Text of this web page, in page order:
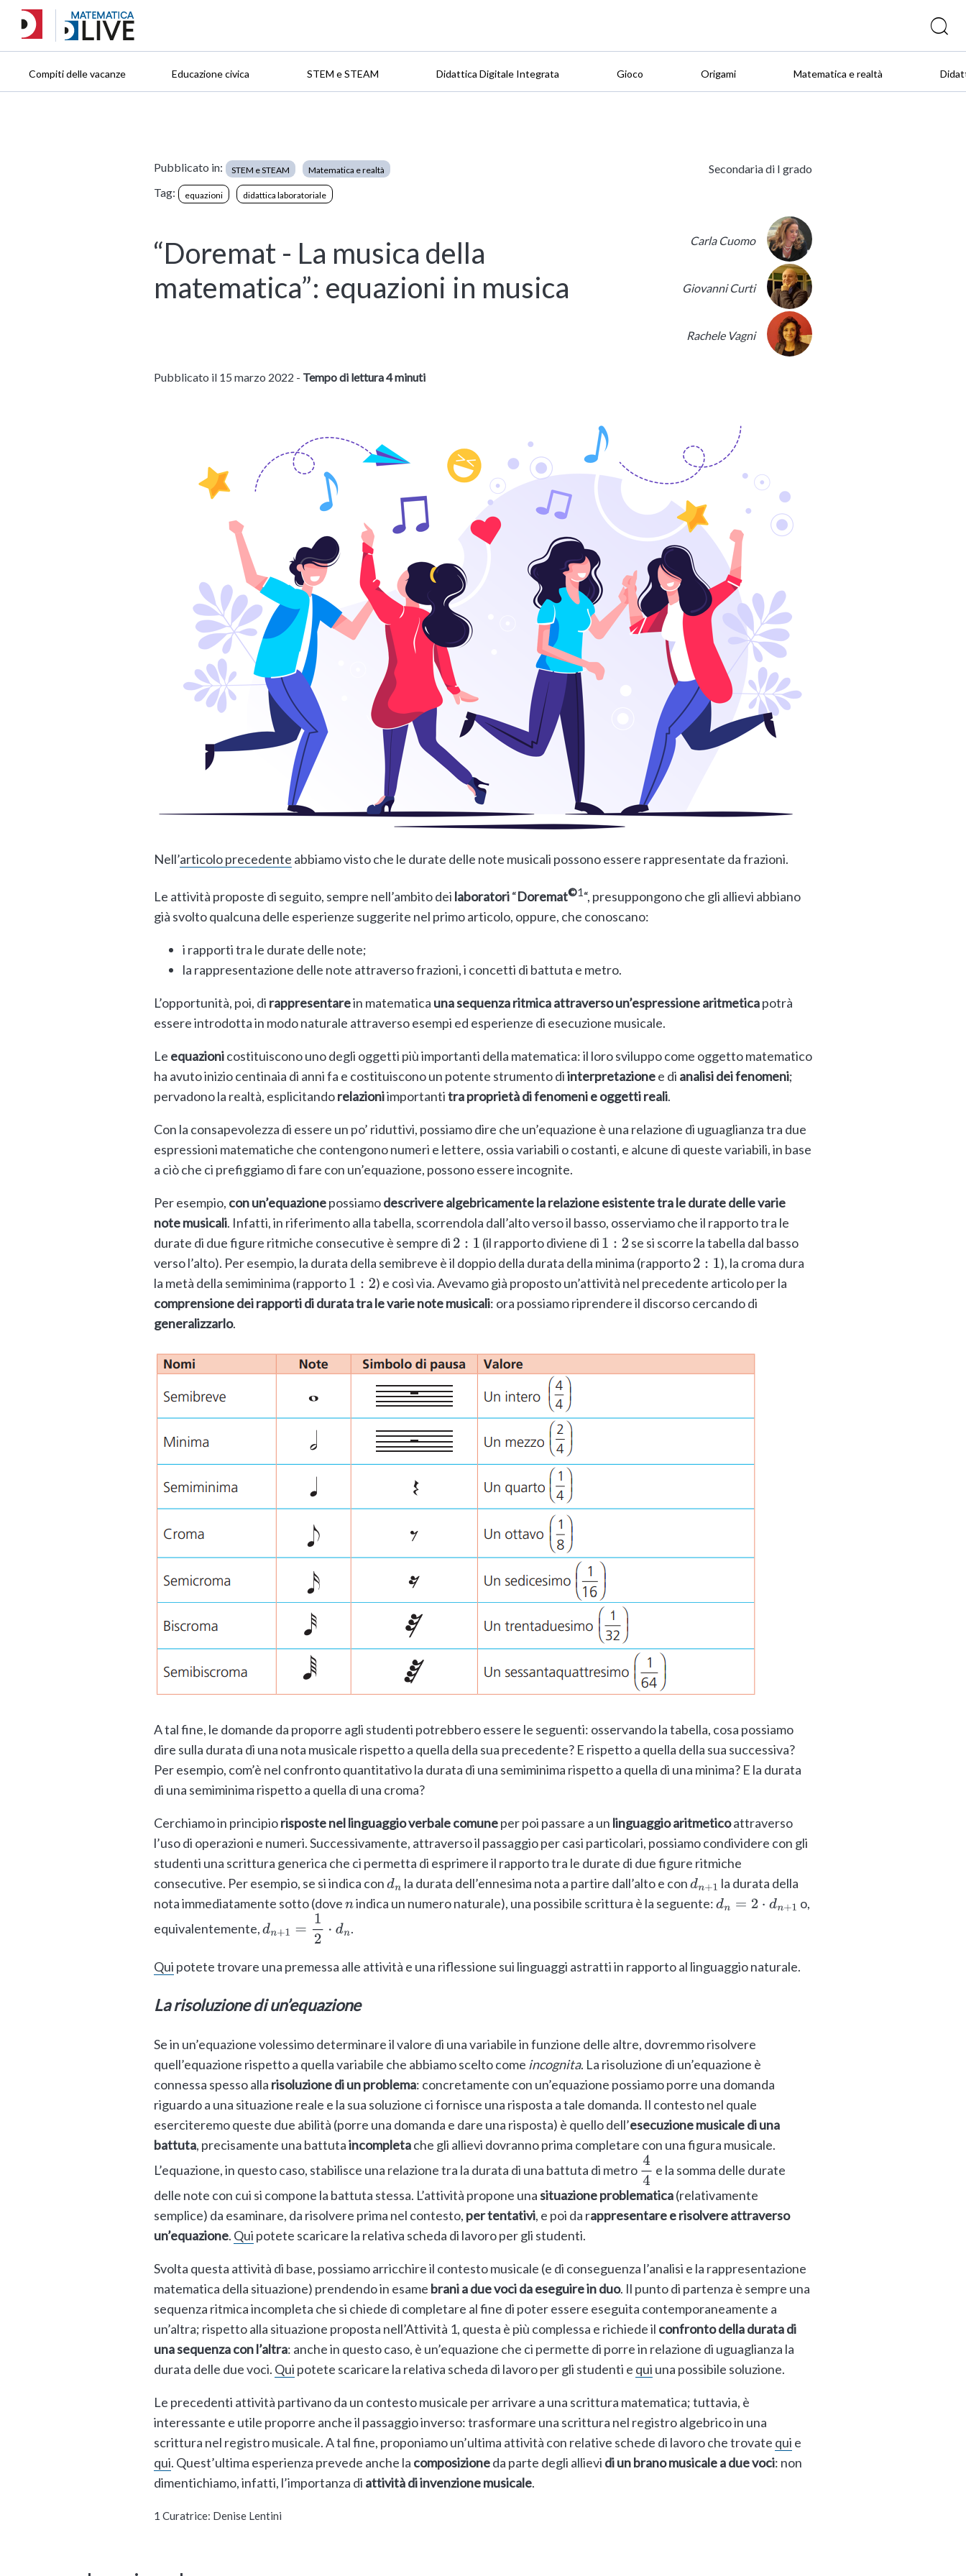
Compiti delle vacanze Educazione civica STEM e STEAM Didattica Digitale Integrata Gioco Origami Matematica e realtà
Pubblicato in: STEM e STEAM Matematica e realtà
Tag: equazioni didattica laboratoriale
Secondaria di I grado
“Doremat - La musica della
matematica”: equazioni in musica
Carla Cuomo
Giovanni Curti
Rachele Vagni
Pubblicato il 15 marzo 2022 - Tempo di lettura 4 minuti
Nell’articolo precedente abbiamo visto che le durate delle note musicali possono essere rappresentate da frazioni.
Le attività proposte di seguito, sempre nell’ambito dei laboratori“Doremat©1“, presuppongono che gli allievi abbiano
già svolto qualcuna delle esperienze suggerite nel primo articolo, oppure, che conoscano:
i rapporti tra le durate delle note;
la rappresentazione delle note attraverso frazioni, i concetti di battuta e metro.
L’opportunità, poi, di rappresentarein matematica una sequenza ritmica attraverso un’espressione aritmeticapotrà
essere introdotta in modo naturale attraverso esempi ed esperienze di esecuzione musicale.
Le equazionicostituiscono uno degli oggetti più importanti della matematica: il loro sviluppo come oggetto matematico
ha avuto inizio centinaia di anni fa e costituiscono un potente strumento diinterpretazionee di analisi dei fenomeni;
pervadono la realtà, esplicitandorelazioniimportantitra proprietà di fenomeni e oggetti reali.
Con la consapevolezza di essere un po’ riduttivi, possiamo dire che un’equazione è una relazione di uguaglianza tra due
espressioni matematiche che contengono numeri e lettere, ossia variabili o costanti, e alcune di queste variabili, in base
a ciò che ci prefiggiamo di fare con un’equazione, possono essere incognite.
Per esempio, con un’equazionepossiamodescrivere algebricamente la relazione esistente tra le durate delle varie
note musicali. Infatti, in riferimento alla tabella, scorrendola dall’alto verso il basso, osserviamo che il rapporto tra le
durate di due figure ritmiche consecutive è sempre di 2: 1 (il rapporto diviene di 1 2
se si scorre la tabella dal basso
verso l’alto). Per esempio, la durata della semibreve è il doppio della durata della minima (rapporto2: 1
), la croma dura
la metà della semiminima (rapporto1 2
) e così via. Avevamo già proposto un’attività nel precedente articolo per la
comprensione dei rapporti di durata tra le varie note musicali: ora possiamo riprendere il discorso cercando di
generalizzarlo.
A tal fine, le domande da proporre agli studenti potrebbero essere le seguenti: osservando la tabella, cosa possiamo
dire sulla durata di una nota musicale rispetto a quella della sua precedente? E rispetto a quella della sua successiva?
Per esempio, com’è nel confronto quantitativo la durata di una semiminima rispetto a quella di una minima? E la durata
di una semiminima rispetto a quella di una croma?
Cerchiamo in principiorisposte nel linguaggio verbale comuneper poi passare a un linguaggio aritmeticoattraverso
l’uso di operazioni e numeri. Successivamente, attraverso il passaggio per casi particolari, possiamo condividere con gli
studenti una scrittura generica che ci permetta di esprimere il rapporto tra le durate di due figure ritmiche
consecutive. Per esempio, se si indica condn la durata dell’ennesima nota a partire dall’alto e condn+1 la durata della
nota immediatamente sotto (doven indica un numero naturale), una possibile scrittura è la seguente:dn =2⋅ dn+1
o,
equivalentemente,dn+1 =12⋅d n .
Qui potete trovare una premessa alle attività e una riflessione sui linguaggi astratti in rapporto al linguaggio naturale.
La risoluzione di un’equazione
Se in un’equazione volessimo determinare il valore di una variabile in funzione delle altre, dovremmo risolvere
quell’equazione rispetto a quella variabile che abbiamo scelto come incognita. La risoluzione di un’equazione è
connessa spesso alla risoluzione di un problema: concretamente con un’equazione possiamo porre una domanda
riguardo a una situazione reale e la sua soluzione ci fornisce una risposta a tale domanda. Il contesto nel quale
eserciteremo queste due abilità (porre una domanda e dare una risposta) è quello dell’esecuzione musicale di una
battuta, precisamente una battutaincompletache gli allievi dovranno prima completare con una figura musicale.
L’equazione, in questo caso, stabilisce una relazione tra la durata di una battuta di metro 44 e la somma delle durate
delle note con cui si compone la battuta stessa. L’attività propone unasituazione problematica(relativamente
semplice) da esaminare, da risolvere prima nel contesto, per tentativi, e poi da rappresentare e risolvere attraverso
un’equazione. Qui potete scaricare la relativa scheda di lavoro per gli studenti.
Svolta questa attività di base, possiamo arricchire il contesto musicale (e di conseguenza l’analisi e la rappresentazione
matematica della situazione) prendendo in esame brani a due voci da eseguire in duo. Il punto di partenza è sempre una
sequenza ritmica incompleta che si chiede di completare al fine di poter essere eseguita contemporaneamente a
un’altra; rispetto alla situazione proposta nell’Attività 1, questa è più complessa e richiede il confronto della durata di
una sequenza con l’altra: anche in questo caso, è un’equazione che ci permette di porre in relazione di uguaglianza la
durata delle due voci. Qui potete scaricare la relativa scheda di lavoro per gli studenti e qui una possibile soluzione.
Le precedenti attività partivano da un contesto musicale per arrivare a una scrittura matematica; tuttavia, è
interessante e utile proporre anche il passaggio inverso: trasformare una scrittura nel registro algebrico in una
scrittura nel registro musicale. A tal fine, proponiamo un’ultima attività con relative schede di lavoro che trovate qui e
qui. Quest’ultima esperienza prevede anche la composizioneda parte degli allievi di un brano musicale a due voci: non
dimentichiamo, infatti, l’importanza di attività di invenzione musicale.
1 Curatrice: Denise Lentini